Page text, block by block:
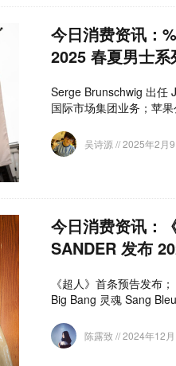
今日消费资讯：
2025 春夏男士
Serge Brunschwig 出任
国际市场集团业务；苹
吴诗源 // 2025年2月
今日消费资讯：
SANDER 发布
《超人》首条预告发布
Big Bang 灵魂 Sang
陈露致// 2024年12